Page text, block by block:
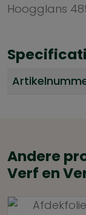
Hoogglans
Andere
Verf en